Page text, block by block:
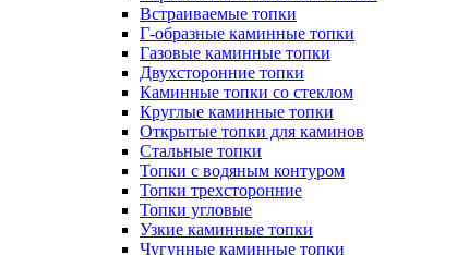
Встраиваемые топки
Г-образные каминные топки
Газовые каминные топки
Двухсторонние топки
Каминные топки со стеклом
Круглые каминные топки
Открытые топки для каминов
Стальные топки
Топки с водяным контуром
Топки трехсторонние
Топки угловые
Узкие каминные топки
Чугунные каминные топки